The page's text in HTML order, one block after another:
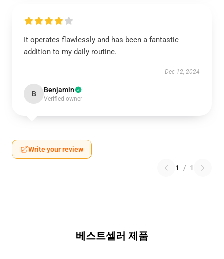
It operates flawlessly and has been a fantastic
addition to my daily routine.
Dec 12, 2024
B Benjamin
Verified owner
Write your review
1 / 1
베스트셀러 제품